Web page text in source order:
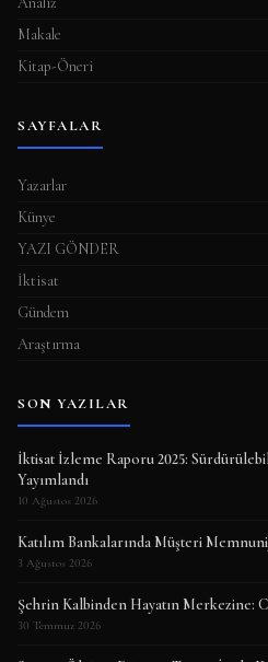
Makale
Kitap-Öneri
SAYFALAR
Yazarlar
Künye
YAZI GÖNDER
İktisat
Gündem
Araştırma
SON YAZILAR
İktisat İzleme Raporu 2025:
Yayımlandı
10 Ağustos 2026
Katılım Bankalarında Müşteri
3 Ağustos 2026
Şehrin Kalbinden Hayatın Merkezine:
30 Temmuz 2026